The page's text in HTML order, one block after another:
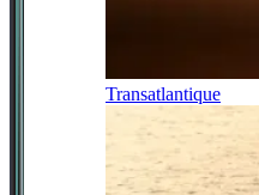
Transatlantique